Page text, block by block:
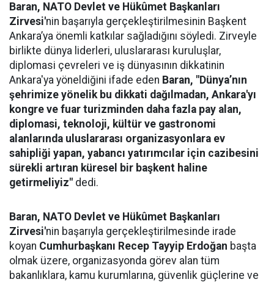
Baran, NATO Devlet ve Hükûmet Başkanları
Zirvesi'nin başarıyla gerçekleştirilmesinin Başkent
Ankara’ya önemli katkılar sağladığını söyledi. Zirveyle
birlikte dünya liderleri, uluslararası kuruluşlar,
diplomasi çevreleri ve iş dünyasının dikkatinin
Ankara'ya yöneldiğini ifade eden Baran, "Dünya’nın
şehrimize yönelik bu dikkati dağılmadan, Ankara'yı
kongre ve fuar turizminden daha fazla pay alan,
diplomasi, teknoloji, kültür ve gastronomi
alanlarında uluslararası organizasyonlara ev
sahipliği yapan, yabancı yatırımcılar için cazibesini
sürekli artıran küresel bir başkent haline
getirmeliyiz" dedi.
Baran, NATO Devlet ve Hükûmet Başkanları
Zirvesi'nin başarıyla gerçekleştirilmesinde irade
koyan Cumhurbaşkanı Recep Tayyip Erdoğan başta
olmak üzere, organizasyonda görev alan tüm
bakanlıklara, kamu kurumlarına, güvenlik güçlerine ve